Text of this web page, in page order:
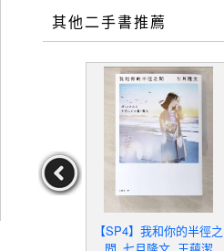
其他二手書推薦
【SP4】我和你的半徑之